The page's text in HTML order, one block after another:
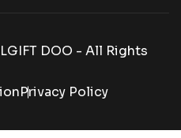
DOO - All Rights
Privacy Policy